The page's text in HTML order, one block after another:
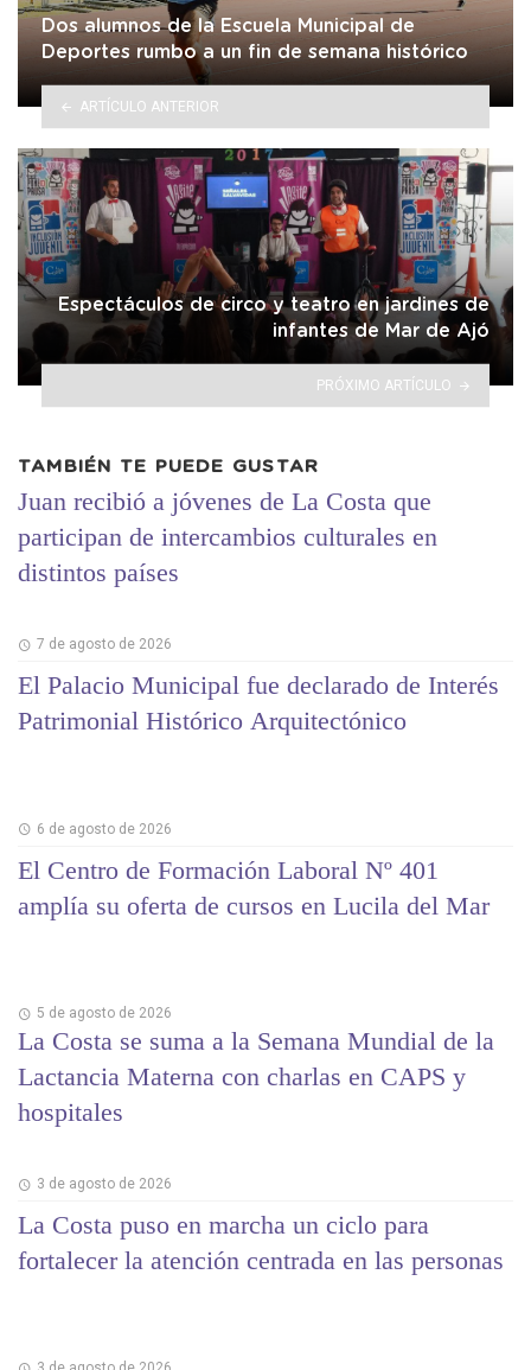
Dos alumnos de la Escuela Municipal de
Deportes rumbo a un fin de semana histórico
ARTÍCULO ANTERIOR
Espectáculos de circo y teatro en jardines de
infantes de Mar de Ajó
PRÓXIMO ARTÍCULO
TAMBIÉN TE PUEDE GUSTAR
Juan recibió a jóvenes de La Costa que
participan de intercambios culturales en
distintos países
7 de agosto de 2026
El Palacio Municipal fue declarado de Interés
Patrimonial Histórico Arquitectónico
6 de agosto de 2026
El Centro de Formación Laboral Nº 401
amplía su oferta de cursos en Lucila del Mar
5 de agosto de 2026
La Costa se suma a la Semana Mundial de la
Lactancia Materna con charlas en CAPS y
hospitales
3 de agosto de 2026
La Costa puso en marcha un ciclo para
fortalecer la atención centrada en las personas